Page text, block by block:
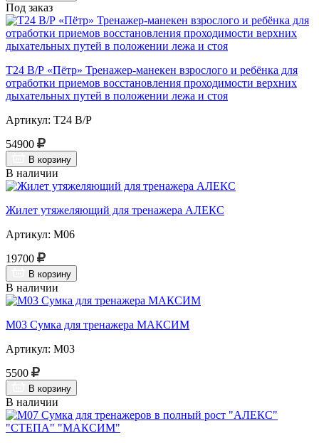
Под заказ
Т24 В/Р «Пётр» Тренажер-манекен взрослого и ребёнка для
отработки приемов восстановления проходимости верхних
дыхательных путей в положении лежа и стоя
Артикул: Т24 В/Р
54900
В корзину
В наличии
Жилет утяжеляющий для тренажера АЛЕКС
Артикул: М06
19700
В корзину
В наличии
М03 Сумка для тренажера МАКСИМ
Артикул: М03
5500
В корзину
В наличии